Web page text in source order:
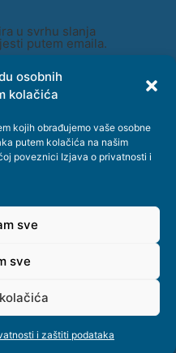
osobnih
kolačića
kojih obrađujemo vaše osobne
putem kolačića na našim
poveznici Izjava o privatnosti i
sve
sve
i zaštiti podataka
u svrhu slanja
putem emaila.
KVT.Digital